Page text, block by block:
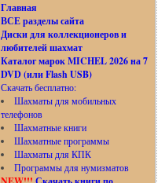
Главная
ВСЕ разделы сайта
Диски для коллекционеров и
любителей шахмат
Каталог марок MICHEL 2026 на 7
DVD (или Flash USB)
Скачать бесплатно:
Шахматы для мобильных
телефонов
Шахматные книги
Шахматные программы
Шахматы для КПК
Программы для нумизматов